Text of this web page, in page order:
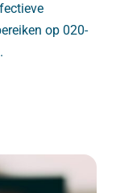
op 020-